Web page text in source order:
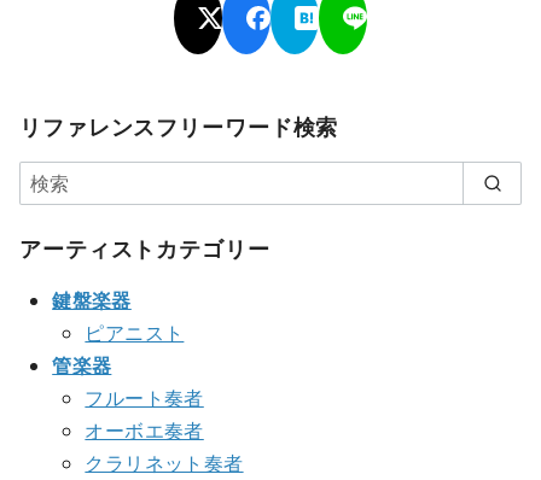
リファレンスフリーワード検索
アーティストカテゴリー
鍵盤楽器
ピアニスト
管楽器
フルート奏者
オーボエ奏者
クラリネット奏者